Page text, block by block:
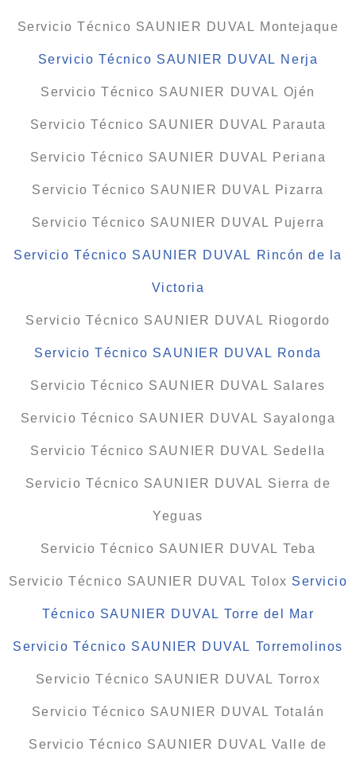
Servicio Técnico SAUNIER DUVAL Montejaque
Servicio Técnico SAUNIER DUVAL Nerja
Servicio Técnico SAUNIER DUVAL Ojén
Servicio Técnico SAUNIER DUVAL Parauta
Servicio Técnico SAUNIER DUVAL Periana
Servicio Técnico SAUNIER DUVAL Pizarra
Servicio Técnico SAUNIER DUVAL Pujerra
Servicio Técnico SAUNIER DUVAL Rincón de la
Victoria
Servicio Técnico SAUNIER DUVAL Riogordo
Servicio Técnico SAUNIER DUVAL Ronda
Servicio Técnico SAUNIER DUVAL Salares
Servicio Técnico SAUNIER DUVAL Sayalonga
Servicio Técnico SAUNIER DUVAL Sedella
Servicio Técnico SAUNIER DUVAL Sierra de
Yeguas
Servicio Técnico SAUNIER DUVAL Teba
Servicio Técnico SAUNIER DUVAL Tolox Servicio
Técnico SAUNIER DUVAL Torre del Mar
Servicio Técnico SAUNIER DUVAL Torremolinos
Servicio Técnico SAUNIER DUVAL Torrox
Servicio Técnico SAUNIER DUVAL Totalán
Servicio Técnico SAUNIER DUVAL Valle de